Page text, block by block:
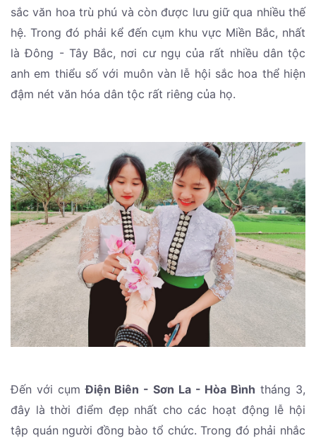
sắc văn hoa trù phú và còn được lưu giữ qua nhiều thế
hệ. Trong đó phải kể đến cụm khu vực Miền Bắc, nhất
là Đông - Tây Bắc, nơi cư ngụ của rất nhiều dân tộc
anh em thiểu số với muôn vàn lễ hội sắc hoa thể hiện
đậm nét văn hóa dân tộc rất riêng của họ.
Đến với cụmĐiện Biên - Sơn La - Hòa Bình tháng 3,
đây là thời điểm đẹp nhất cho các hoạt động lễ hội
tập quán người đồng bào tổ chức. Trong đó phải nhắc